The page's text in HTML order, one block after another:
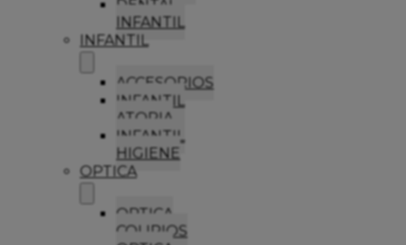
DENTAL
INFANTIL
INFANTIL
ACCESORIOS
INFANTIL
ATOPIA
INFANTIL
HIGIENE
OPTICA
OPTICA
COLIRIOS